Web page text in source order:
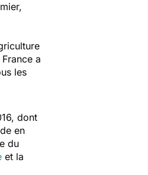
a
les
dont
en
du
et la